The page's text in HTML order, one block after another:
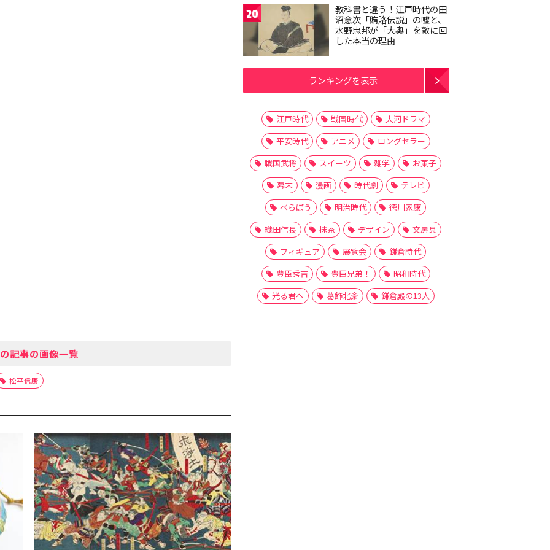
記事の画像一覧
松平信康
20
教科書と違う！江戸時代の田
沼意次「賄賂伝説」の嘘と、
水野忠邦が「大奥」を敵に回
した本当の理由
ランキングを表示
江戸時代 戦国時代
大河ドラマ
平安時代
アニメ
ロングセラー
戦国武将
スイーツ 雑学
お菓子
幕末
漫画 時代劇
テレビ
べらぼう
明治時代
徳川家康
織田信長
抹茶 デザイン
文房具
フィギュア
展覧会
鎌倉時代
豊臣秀吉
豊臣兄弟！
昭和時代
光る君へ
葛飾北斎 鎌倉殿の13人